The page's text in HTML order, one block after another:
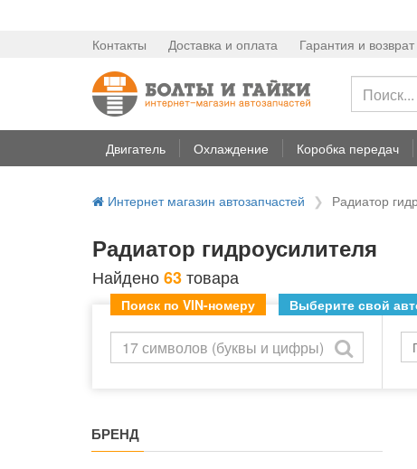
Контакты Доставка и оплата Гарантия и возврат
Двигатель Охлаждение Коробка передач
Интернет магазин автозапчастей Радиатор
Радиатор гидроусилителя
Найдено63товара
Поиск по VIN-номеру Выберите свой
БРЕНД